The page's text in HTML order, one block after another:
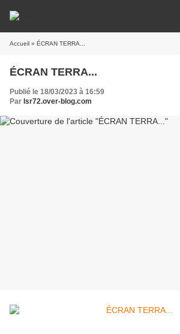
Accueil » ÉCRAN TERRA...
ÉCRAN TERRA...
Publié le 18/03/2023 à 16:59
Par lsr72.over-blog.com